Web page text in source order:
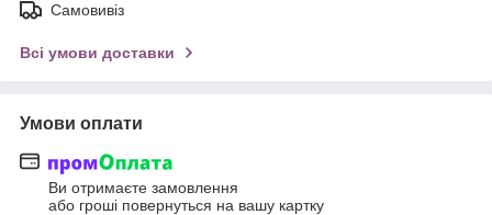
Самовивіз
Всі умови доставки
Умови оплати
Ви отримаєте замовлення
або гроші повернуться на вашу картку